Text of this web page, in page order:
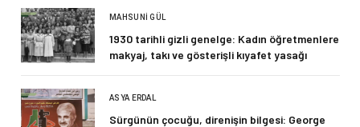
MAHSUNI GÜL
1930 tarihli gizli genelge: Kadın öğretmenlere
makyaj, takı ve gösterişli kıyafet yasağı
ASYA ERDAL
Sürgünün çocuğu, direnişin bilgesi: George